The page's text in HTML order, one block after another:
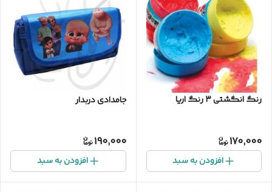
رنگ انگشتی ۳ رنگ اریا
170,000
افزودن به سبد
جامدادی دربدار
190,000
افزودن به سبد